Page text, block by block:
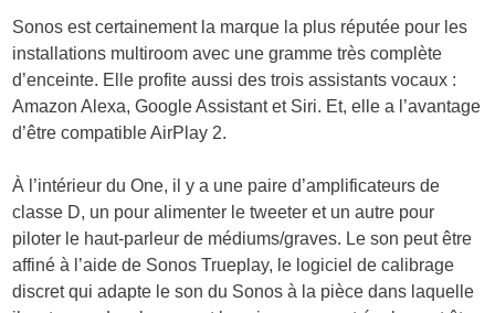
Sonos est certainement la marque la plus réputée pour les
installations multiroom avec une gramme très complète
d’enceinte. Elle profite aussi des trois assistants vocaux :
Amazon Alexa, Google Assistant et Siri. Et, elle a l’avantage
d’être compatible AirPlay 2.
À l’intérieur du One, il y a une paire d’amplificateurs de
classe D, un pour alimenter le tweeter et un autre pour
piloter le haut-parleur de médiums/graves. Le son peut être
affiné à l’aide de Sonos Trueplay, le logiciel de calibrage
discret qui adapte le son du Sonos à la pièce dans laquelle